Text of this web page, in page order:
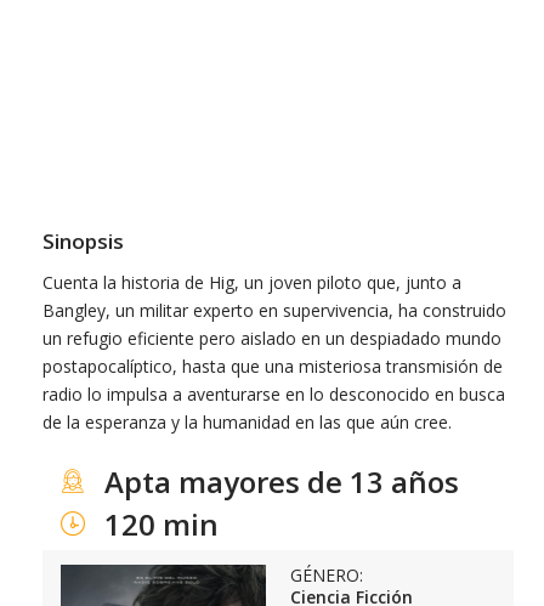
Sinopsis
Cuenta la historia de Hig, un joven piloto que, junto a
Bangley, un militar experto en supervivencia, ha construido
un refugio eficiente pero aislado en un despiadado mundo
postapocalíptico, hasta que una misteriosa transmisión de
radio lo impulsa a aventurarse en lo desconocido en busca
de la esperanza y la humanidad en las que aún cree.
Apta mayores de 13 años
120 min
GÉNERO:
Ciencia Ficción